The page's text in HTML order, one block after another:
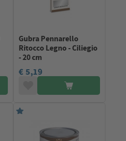
Gubra Pennarello
Ritocco Legno - Ciliegio
- 20 cm
€ 5,19